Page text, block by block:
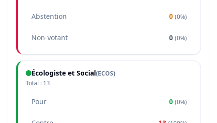
Abstention 0 (0%)
Non-votant 0 (0%)
Écologiste et Social(ECOS)
Total : 13
Pour 0 (0%)